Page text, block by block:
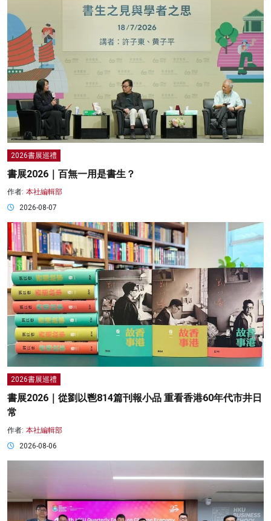
2026書展巡禮
書展2026｜百無一用是書生？
作者: 本社編輯部
2026-08-07
2026書展巡禮
書展2026｜從劉以鬯814篇刊報小品 重看香港60年代市井日
常
作者: 本社編輯部
2026-08-06